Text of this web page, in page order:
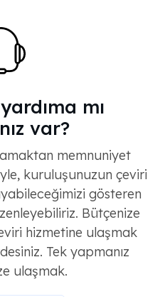
mı
var?
memnuniyet
kuruluşunuzun çeviri
gösteren
Bütçenize
hizmetine ulaşmak
Tek yapmanız
ulaşmak.